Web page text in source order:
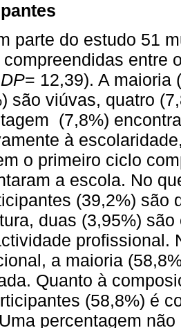
parte do estudo 51
entre
DP= 12,39). A maioria
são viúvas, quatro
(7,8%)
à
o primeiro ciclo
a escola. No
(39,2%) são
duas (3,95%)
profissional.
a maioria
Quanto à
(58,8%) é
percentagem